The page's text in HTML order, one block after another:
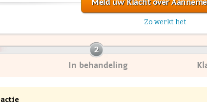
Meld uw Klacht over
Zo werkt het
In behandeling